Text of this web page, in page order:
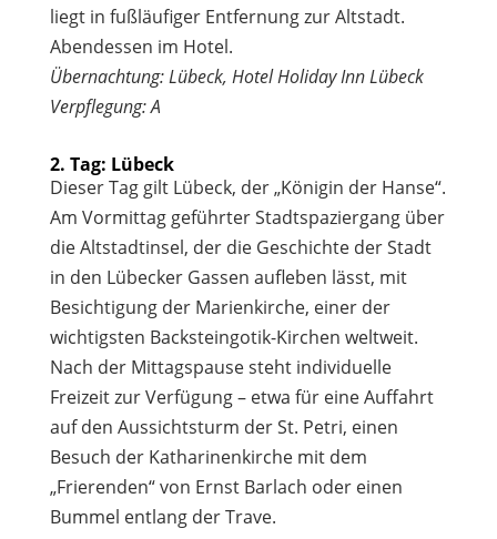
liegt in fußläufiger Entfernung zur Altstadt.
Abendessen im Hotel.
Übernachtung: Lübeck, Hotel Holiday Inn Lübeck
Verpflegung: A
2. Tag: Lübeck
Dieser Tag gilt Lübeck, der „Königin der Hanse“.
Am Vormittag geführter Stadtspaziergang über
die Altstadtinsel, der die Geschichte der Stadt
in den Lübecker Gassen aufleben lässt, mit
Besichtigung der Marienkirche, einer der
wichtigsten Backsteingotik-Kirchen weltweit.
Nach der Mittagspause steht individuelle
Freizeit zur Verfügung – etwa für eine Auffahrt
auf den Aussichtsturm der St. Petri, einen
Besuch der Katharinenkirche mit dem
„Frierenden“ von Ernst Barlach oder einen
Bummel entlang der Trave.